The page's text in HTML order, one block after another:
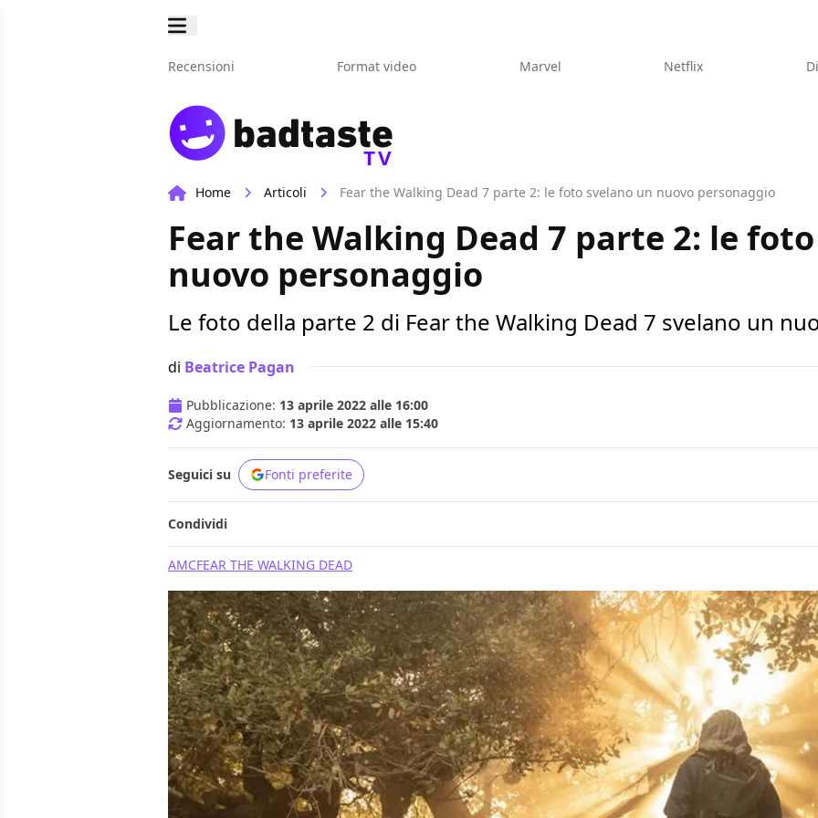
Recensioni Format video Marvel Netflix
TV
Home Articoli Fear the Walking Dead 7 parte 2: le foto svelano un nuovo personaggio
Fear the Walking Dead 7 parte 2: le
nuovo personaggio
Le foto della parte 2 di Fear the Walking Dead 7 svelano un
di Beatrice Pagan
Pubblicazione: 13 aprile 2022 alle 16:00
Aggiornamento: 13 aprile 2022 alle 15:40
Seguici su Fonti preferite
Condividi
AMCFEAR THE WALKING DEAD